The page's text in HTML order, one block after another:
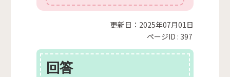
更新日：2025年07月01日
ページID : 397
回答